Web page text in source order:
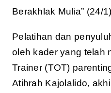
Berakhlak Mulia” (24/1)
Pelatihan dan
oleh kader yang telah
Trainer (TOT)
Atihrah Kajolalido,